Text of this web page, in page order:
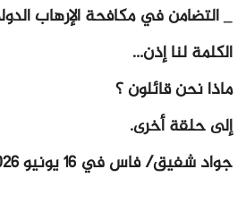
_ التضامن في مكافحة الإرهاب
الكلمة لنا إذن…
ماذا نحن قائلون ؟
إلى حلقة أخرى.
جواد شفيق/ فاس في 16 يونيو 2026.